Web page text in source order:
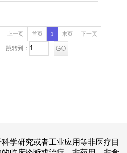
上一页 首页 1 末页 下一页
跳转到：
学研究或者工业应用等非医疗目